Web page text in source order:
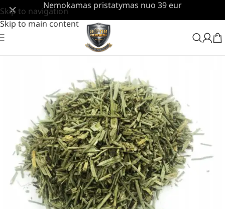
Skip to navigation
Skip to main content
Nemokamas pristatymas nuo 39 eur